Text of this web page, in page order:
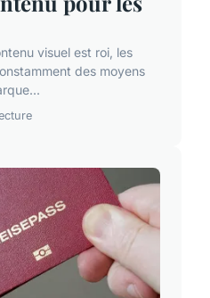
visuel est roi, les
des moyens